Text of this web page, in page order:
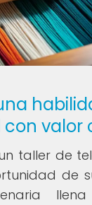
valor
taller de
de